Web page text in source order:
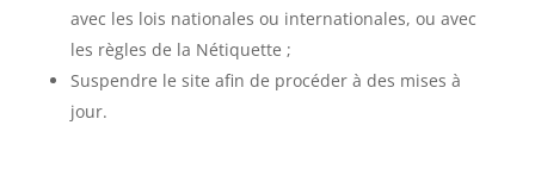
avec les lois nationales ou internationales, ou avec
les règles de la Nétiquette ;
Suspendre le site afin de procéder à des mises à
jour.